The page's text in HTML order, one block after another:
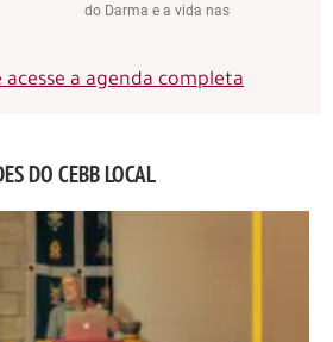
do Darma e a vida nas
acesse a agenda completa
DO CEBB LOCAL